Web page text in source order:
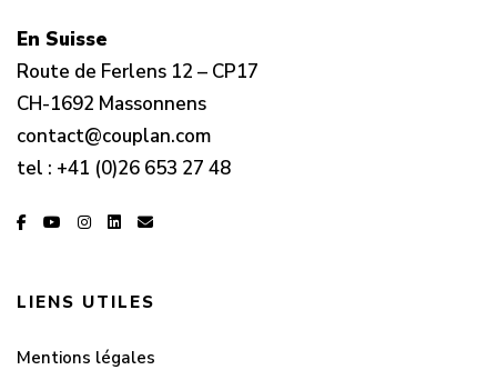
En Suisse
Route de Ferlens 12 – CP17
CH-1692 Massonnens
contact@couplan.com
tel : +41 (0)26 653 27 48
LIENS UTILES
Mentions légales